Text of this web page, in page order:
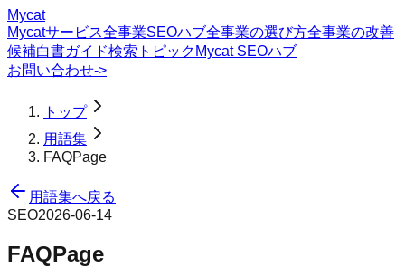
Mycat
Mycatサービス全事業SEOハブ全事業の選び方全事業の改善
候補白書ガイド検索トピック Mycat SEOハブ
お問い合わせ->
トップ
用語集
FAQPage
用語集へ戻る
SEO2026-06-14
FAQPage